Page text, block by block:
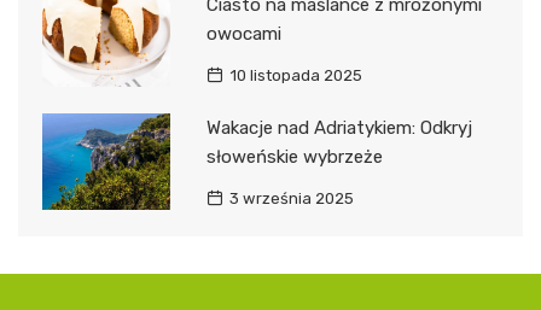
Ciasto na maślance z mrożonymi
owocami
10 listopada 2025
Wakacje nad Adriatykiem: Odkryj
słoweńskie wybrzeże
3 września 2025